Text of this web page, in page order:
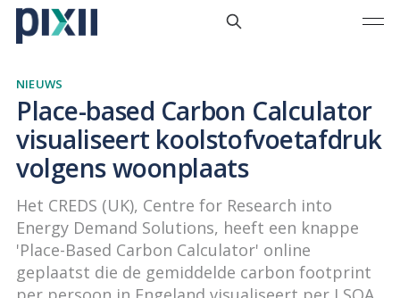
NIEUWS
Place-based Carbon Calculator
visualiseert koolstofvoetafdruk
volgens woonplaats
Het CREDS (UK), Centre for Research into
Energy Demand Solutions, heeft een knappe
'Place-Based Carbon Calculator' online
geplaatst die de gemiddelde carbon footprint